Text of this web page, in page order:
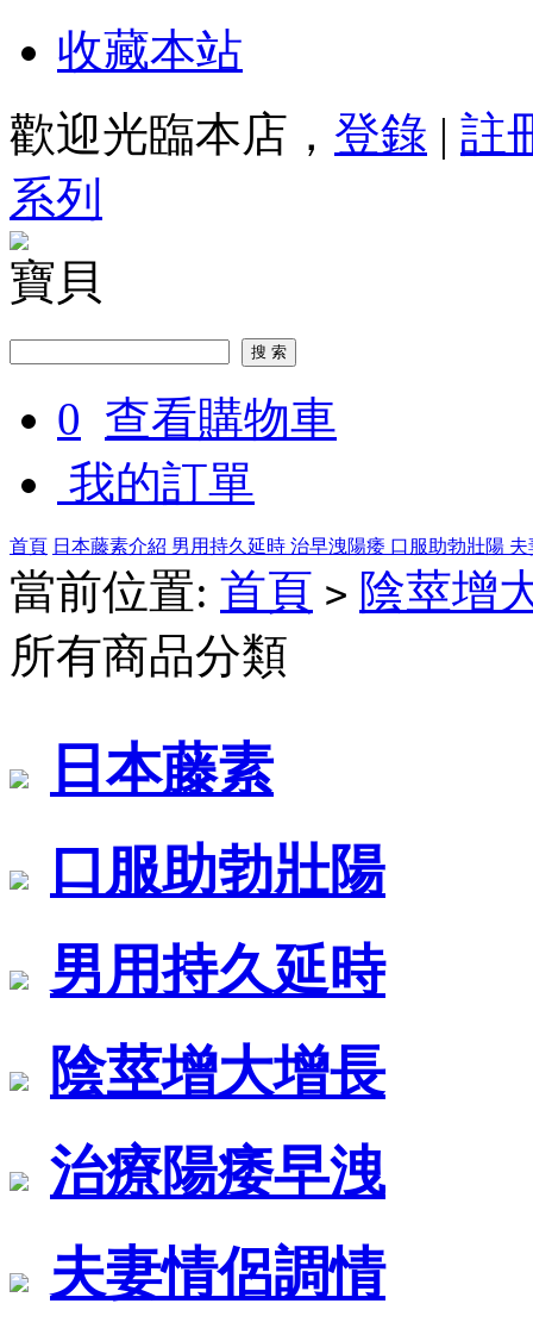
收藏本站
歡迎光臨本店， 登錄 | 註
系列
寶貝
0 查看購物車
我的訂單
首頁 日本藤素介紹 男用持久延時 治早洩陽痿 口服助勃壯陽
當前位置: 首頁 > 陰莖增
所有商品分類
日本藤素
口服助勃壯陽
男用持久延時
陰莖增大增長
治療陽痿早洩
夫妻情侶調情